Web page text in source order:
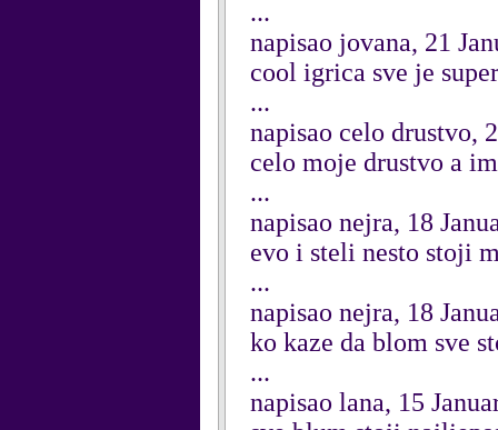
...
napisao jovana, 21
cool igrica sve je
...
napisao celo drustvo,
celo moje drustvo a
...
napisao nejra, 18
evo i steli nesto stoji
...
napisao nejra, 18
ko kaze da blom sve
...
napisao lana, 15